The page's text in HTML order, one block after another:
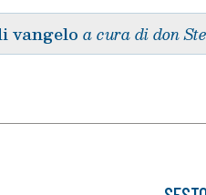
vangelo a cura di don